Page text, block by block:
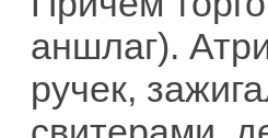
аншлаг).
ручек,